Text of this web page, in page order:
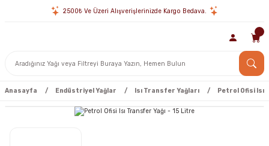
2500₺ Ve Üzeri Alışverişlerinizde Kargo Bedava.
Anasayfa Endüstriyel Yağlar Isı Transfer Yağları Petrol Ofisi Isı